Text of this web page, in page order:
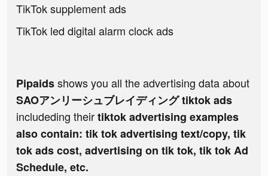
TikTok supplement ads
TikTok led digital alarm clock ads
Pipaidsshows you all the advertising data about
SAOアンリーシュブレイディング tiktok ads
includeding theirtiktok advertising examples
also contain: tik tok advertising text/copy, tik
tok ads cost, advertising on tik tok, tik tok Ad
Schedule, etc.